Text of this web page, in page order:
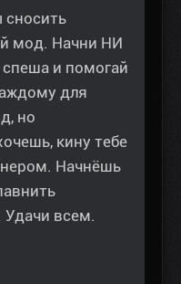
сносить
мод. Начни НИ
и помогай
для
но
кину тебе
Начнёшь
всем.